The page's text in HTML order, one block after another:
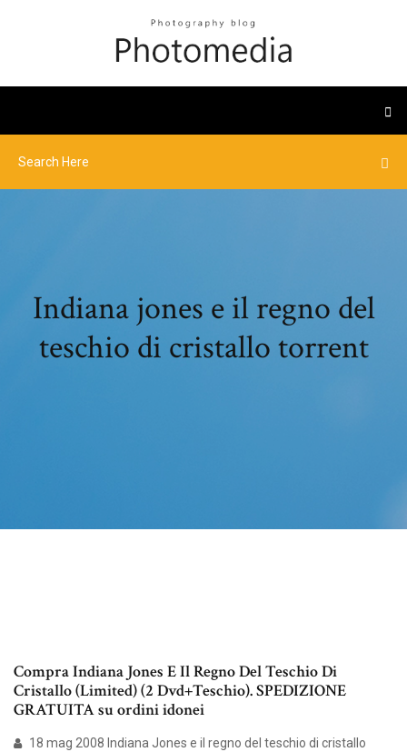
Indiana jones e il regno del
teschio di cristallo torrent
Compra Indiana Jones E Il Regno Del Teschio Di
Cristallo (Limited) (2 Dvd+Teschio). SPEDIZIONE
GRATUITA su ordini idonei
18 mag 2008 Indiana Jones e il regno del teschio di cristallo